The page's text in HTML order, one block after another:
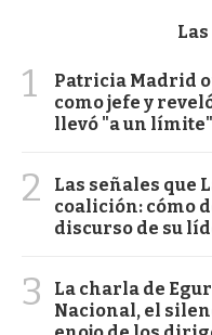
1
Patricia Madrid
como jefe y
llevó "a un límite"
2
Las señales que
coalición: cómo
discurso de su
3
La charla de
Nacional, el